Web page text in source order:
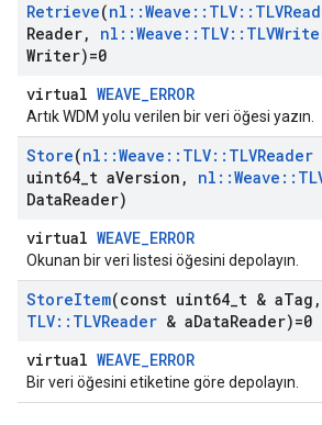
Retrieve(nl ::Weave :: TLV::
Reader, nl ::Weave :: TLV::
Writer)=0
virtual WEAVE_ERROR
Artık WDM yolu verilen bir veri öğesi yazın.
Store(nl ::Weave :: TLV:: TLVReader
uint64 t aVersion , nl ::Weave ::
DataReader)
virtual WEAVE_ERROR
Okunan bir veri listesi öğesini depolayın.
StoreItem(const uint64 t & aTag ,
TLV:: TLVReader & aDataReader)=0
virtual WEAVE_ERROR
Bir veri öğesini etiketine göre depolayın.